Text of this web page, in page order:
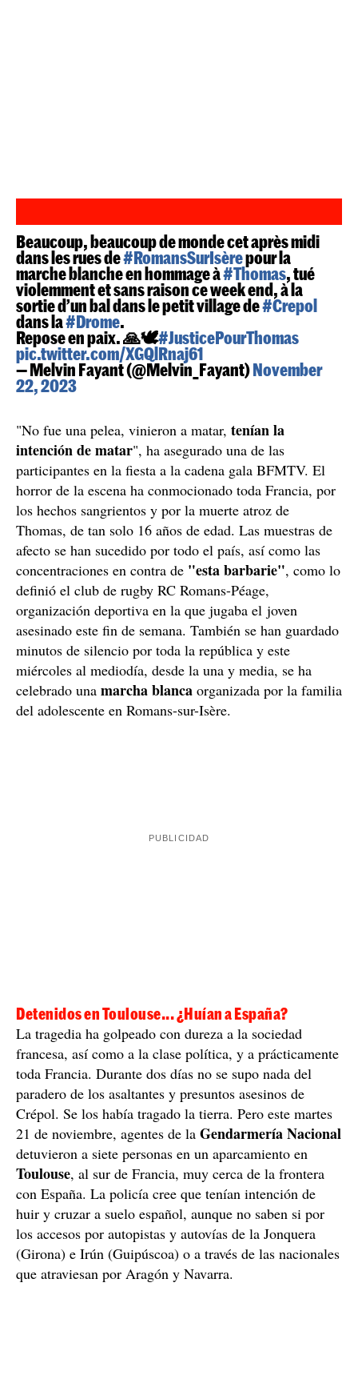
Beaucoup, beaucoup de monde cet après midi
dans les rues de#RomansSurIsèrepour la
marche blanche en hommage à#Thomas, tué
violemment et sans raison ce week end, à la
sortie d’un bal dans le petit village de#Crepol
dans la#Drome.
Repose en paix. 🙏🕊️#JusticePourThomas
pic.twitter.com/XGQlRnaj61
— Melvin Fayant (@Melvin_Fayant)November
22, 2023
"No fue una pelea, vinieron a matar, tenían la
intención de matar", ha asegurado una de las
participantes en la fiesta a la cadena gala BFMTV. El
horror de la escena ha conmocionado toda Francia, por
los hechos sangrientos y por la muerte atroz de
Thomas, de tan solo 16 años de edad. Las muestras de
afecto se han sucedido por todo el país, así como las
concentraciones en contra de "esta barbarie", como lo
definió el club de rugby RC Romans-Péage,
organización deportiva en la que jugaba el joven
asesinado este fin de semana. También se han guardado
minutos de silencio por toda la república y este
miércoles al mediodía, desde la una y media, se ha
celebrado una marcha blanca organizada por la familia
del adolescente en Romans-sur-Isère.
Detenidos en Toulouse... ¿Huían a España?
La tragedia ha golpeado con dureza a la sociedad
francesa, así como a la clase política, y a prácticamente
toda Francia. Durante dos días no se supo nada del
paradero de los asaltantes y presuntos asesinos de
Crépol. Se los había tragado la tierra. Pero este martes
21 de noviembre, agentes de la Gendarmería Nacional
detuvieron a siete personas en un aparcamiento en
Toulouse, al sur de Francia, muy cerca de la frontera
con España. La policía cree que tenían intención de
huir y cruzar a suelo español, aunque no saben si por
los accesos por autopistas y autovías de la Jonquera
(Girona) e Irún (Guipúscoa) o a través de las nacionales
que atraviesan por Aragón y Navarra.